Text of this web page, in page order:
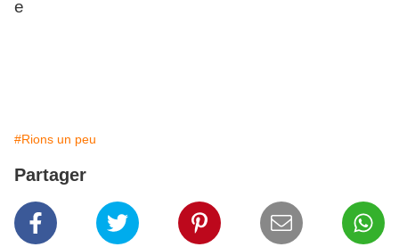
#Rions un peu
Partager